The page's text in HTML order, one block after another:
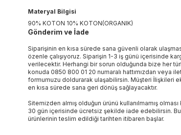
Materyal Bilgisi
90% KOTON 10% KOTON(ORGANIK)
Gönderim ve İade
Siparişinin en kısa sürede sana güvenli olarak
özenle çalışıyoruz. Siparişin 1-3 iş günü içerisinde
verilecektir. Herhangi bir sorun olduğunda bize her
konuda 0850 800 01 20 numaralı hattımızdan veya
formumuzu doldurarak ulaşabilirsin. Müşteri İlişkileri
en kısa sürede sana geri dönüş sağlayacaktır.
Sitemizden almış olduğun ürünü kullanılmamış olması
30 gün içerisinde ücretsiz şekilde iade edebilirsin.
ürünlerinin teslim edildiği tarihten itibaren başlar.